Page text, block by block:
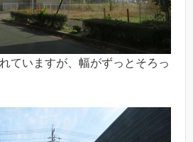
ていますが、幅がずっとそろっ